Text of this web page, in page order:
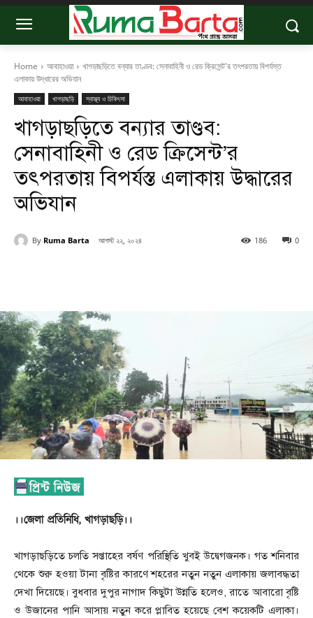
Home আবাহাওয়া
খাগড়াছড়িতে বন্যার তাণ্ডব: সেনাবাহিনী ও রেড ক্রিসেন্ট'র তৎপরতায় বিপর্যস্ত
এলাকায় উদ্ধারের অভিযান
আবাহাওয়া খাগড়াছড়ি স্বাস্থ্য ও চিকিৎসা
খাগড়াছড়িতে বন্যার তাণ্ডব:
সেনাবাহিনী ও রেড ক্রিসেন্ট’র
তৎপরতায় বিপর্যস্ত এলাকায় উদ্ধারের
অভিযান
By Ruma Barta আগস্ট ২২, ২০২৪ 0
186
।।জেলা প্রতিনিধি, খাগড়াছড়ি।।
খাগড়াছড়িতে চলতি সপ্তাহের বর্ষণ পরিস্থিতি খুবই উদ্বেগজনক। গত শনিবার
থেকে শুরু হওয়া টানা বৃষ্টির কারণে শহরের নতুন নতুন এলাকায় জলাবদ্ধতা
দেখা দিয়েছে। বুধবার দুপুর নাগাদ কিছুটা উন্নতি হলেও, রাতে আবারো বৃষ্টি
ও উজানের পানি আসায় নতুন করে প্লাবিত হয়েছে বেশ কয়েকটি এলাকা।